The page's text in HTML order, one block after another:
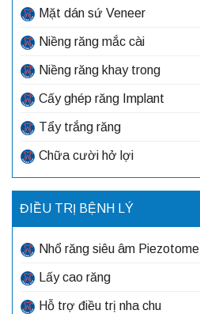
Mặt dán sứ Veneer
Niềng răng mắc cài
Niềng răng khay trong
Cấy ghép răng Implant
Tẩy trắng răng
Chữa cười hở lợi
ĐIỀU TRỊ BỆNH LÝ
Nhổ răng siêu âm Piezotome
Lấy cao răng
Hỗ trợ điều trị nha chu